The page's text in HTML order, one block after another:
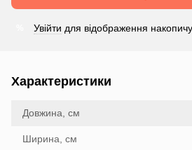
Увійти для відображення
Характеристики
Довжина, см
Ширина, см